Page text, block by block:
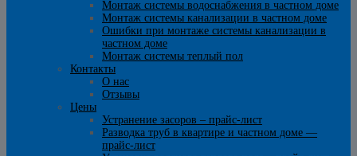
Монтаж системы водоснабжения в частном доме
Монтаж системы канализации в частном доме
Ошибки при монтаже системы канализации в
частном доме
Монтаж системы теплый пол
Контакты
О нас
Отзывы
Цены
Устранение засоров – прайс-лист
Разводка труб в квартире и частном доме —
прайс-лист